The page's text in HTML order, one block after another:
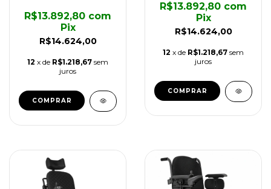
R$14.624,00
R$13.892,80 com
Pix
12 x de R$1.218,67 sem
juros
COMPRAR
R$14.624,00
R$13.892,80 com
Pix
12 x de R$1.218,67 sem
juros
COMPRAR